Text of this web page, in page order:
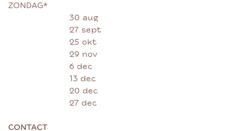
ZONDAG*
30 aug
27 sept
25 okt
29 nov
6 dec
13 dec
20 dec
27 dec
CONTACT